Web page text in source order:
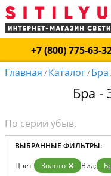
+7 (800) 775-63-
Главная / Каталог/ Бра
Бра -
ВЫБРАННЫЕ ФИЛЬТРЫ:
Цвет: Золото Вид: